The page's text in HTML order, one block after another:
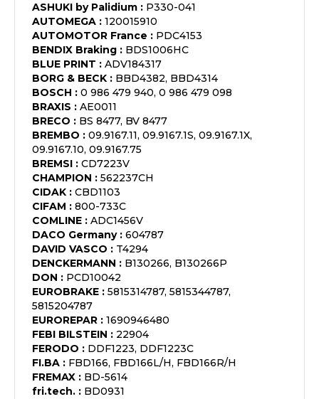
ASHUKI by Palidium : P330-041
AUTOMEGA : 120015910
AUTOMOTOR France : PDC4153
BENDIX Braking : BDS1006HC
BLUE PRINT : ADV184317
BORG & BECK : BBD4382, BBD4314
BOSCH : 0 986 479 940, 0 986 479 098
BRAXIS : AE0011
BRECO : BS 8477, BV 8477
BREMBO : 09.9167.11, 09.9167.1S, 09.9167.1X,
09.9167.10, 09.9167.75
BREMSI : CD7223V
CHAMPION : 562237CH
CIDAK : CBD1103
CIFAM : 800-733C
COMLINE : ADC1456V
DACO Germany: 604787
DAVID VASCO : T4294
DENCKERMANN : B130266, B130266P
DON : PCD10042
EUROBRAKE : 5815314787, 5815344787,
5815204787
EUROREPAR : 1690946480
FEBI BILSTEIN : 22904
FERODO : DDF1223, DDF1223C
FI.BA : FBD166, FBD166L/H, FBD166R/H
FREMAX : BD-5614
fri.tech. : BD0931